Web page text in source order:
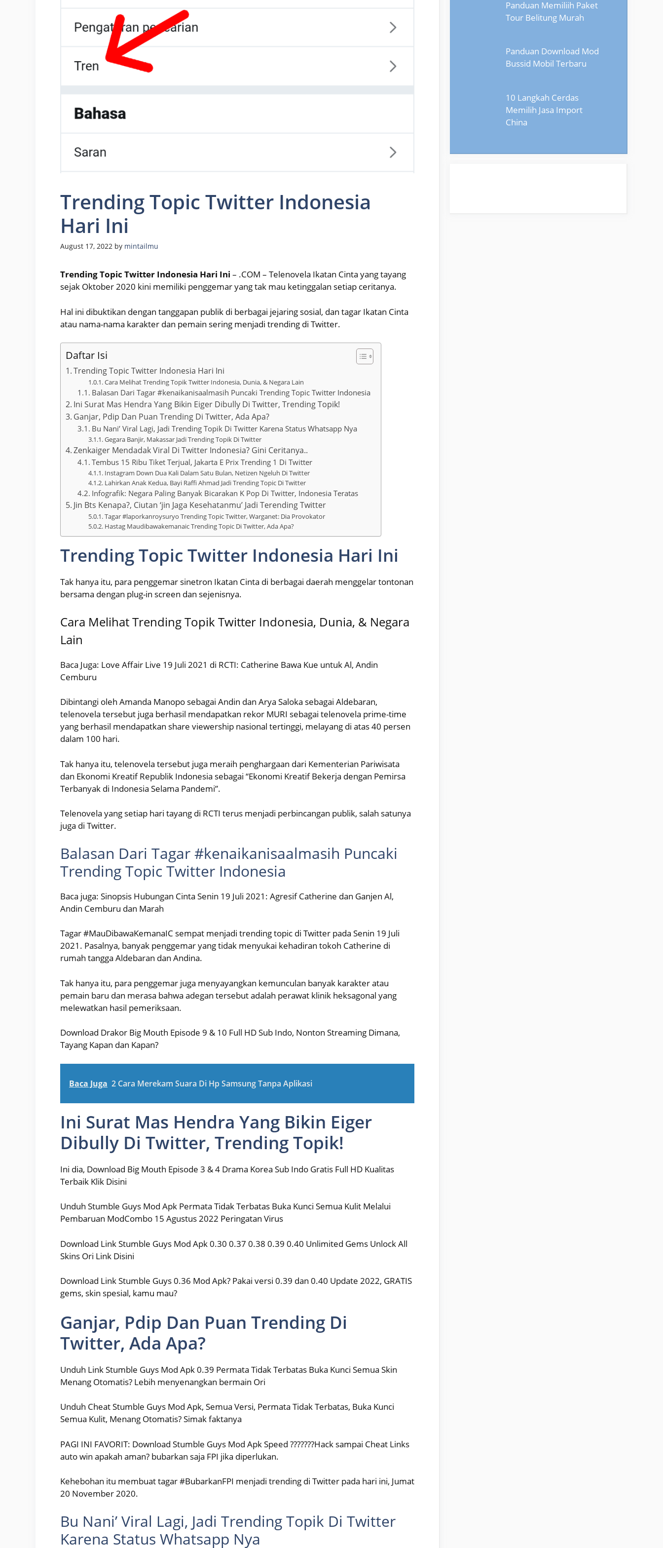
Trending Topic Twitter Indonesia
Hari Ini
August 17, 2022 by mintailmu
Trending Topic Twitter Indonesia Hari Ini – .COM – Telenovela Ikatan Cinta yang tayang
sejak Oktober 2020 kini memiliki penggemar yang tak mau ketinggalan setiap ceritanya.
Hal ini dibuktikan dengan tanggapan publik di berbagai jejaring sosial, dan tagar Ikatan Cinta
atau nama-nama karakter dan pemain sering menjadi trending di Twitter.
Daftar Isi
Trending Topic Twitter Indonesia Hari Ini
Cara Melihat Trending Topik Twitter Indonesia, Dunia, & Negara Lain
Balasan Dari Tagar #kenaikanisaalmasih Puncaki Trending Topic Twitter Indonesia
Ini Surat Mas Hendra Yang Bikin Eiger Dibully Di Twitter, Trending Topik!
Ganjar, Pdip Dan Puan Trending Di Twitter, Ada Apa?
Bu Nani’ Viral Lagi, Jadi Trending Topik Di Twitter Karena Status Whatsapp Nya
Gegara Banjir, Makassar Jadi Trending Topik Di Twitter
Zenkaiger Mendadak Viral Di Twitter Indonesia? Gini Ceritanya..
Tembus 15 Ribu Tiket Terjual, Jakarta E Prix Trending 1 Di Twitter
Instagram Down Dua Kali Dalam Satu Bulan, Netizen Ngeluh Di Twitter
Lahirkan Anak Kedua, Bayi Raffi Ahmad Jadi Trending Topic Di Twitter
Infografik: Negara Paling Banyak Bicarakan K Pop Di Twitter, Indonesia Teratas
Jin Bts Kenapa?, Ciutan ‘jin Jaga Kesehatanmu’ Jadi Terending Twitter
Tagar #laporkanroysuryo Trending Topic Twitter, Warganet: Dia Provokator
Hastag Maudibawakemanaic Trending Topic Di Twitter, Ada Apa?
Trending Topic Twitter Indonesia Hari Ini
Tak hanya itu, para penggemar sinetron Ikatan Cinta di berbagai daerah menggelar tontonan
bersama dengan plug-in screen dan sejenisnya.
Cara Melihat Trending Topik Twitter Indonesia, Dunia, & Negara
Lain
Baca Juga: Love Affair Live 19 Juli 2021 di RCTI: Catherine Bawa Kue untuk Al, Andin
Cemburu
Dibintangi oleh Amanda Manopo sebagai Andin dan Arya Saloka sebagai Aldebaran,
telenovela tersebut juga berhasil mendapatkan rekor MURI sebagai telenovela prime-time
yang berhasil mendapatkan share viewership nasional tertinggi, melayang di atas 40 persen
dalam 100 hari.
Tak hanya itu, telenovela tersebut juga meraih penghargaan dari Kementerian Pariwisata
dan Ekonomi Kreatif Republik Indonesia sebagai “Ekonomi Kreatif Bekerja dengan Pemirsa
Terbanyak di Indonesia Selama Pandemi”.
Telenovela yang setiap hari tayang di RCTI terus menjadi perbincangan publik, salah satunya
juga di Twitter.
Balasan Dari Tagar #kenaikanisaalmasih Puncaki
Trending Topic Twitter Indonesia
Baca juga: Sinopsis Hubungan Cinta Senin 19 Juli 2021: Agresif Catherine dan Ganjen Al,
Andin Cemburu dan Marah
Tagar #MauDibawaKemanaIC sempat menjadi trending topic di Twitter pada Senin 19 Juli
2021. Pasalnya, banyak penggemar yang tidak menyukai kehadiran tokoh Catherine di
rumah tangga Aldebaran dan Andina.
Tak hanya itu, para penggemar juga menyayangkan kemunculan banyak karakter atau
pemain baru dan merasa bahwa adegan tersebut adalah perawat klinik heksagonal yang
melewatkan hasil pemeriksaan.
Download Drakor Big Mouth Episode 9 & 10 Full HD Sub Indo, Nonton Streaming Dimana,
Tayang Kapan dan Kapan?
Baca Juga 2 Cara Merekam Suara Di Hp Samsung Tanpa Aplikasi
Ini Surat Mas Hendra Yang Bikin Eiger
Dibully Di Twitter, Trending Topik!
Ini dia, Download Big Mouth Episode 3 & 4 Drama Korea Sub Indo Gratis Full HD Kualitas
Terbaik Klik Disini
Unduh Stumble Guys Mod Apk Permata Tidak Terbatas Buka Kunci Semua Kulit Melalui
Pembaruan ModCombo 15 Agustus 2022 Peringatan Virus
Download Link Stumble Guys Mod Apk 0.30 0.37 0.38 0.39 0.40 Unlimited Gems Unlock All
Skins Ori Link Disini
Download Link Stumble Guys 0.36 Mod Apk? Pakai versi 0.39 dan 0.40 Update 2022, GRATIS
gems, skin spesial, kamu mau?
Ganjar, Pdip Dan Puan Trending Di
Twitter, Ada Apa?
Unduh Link Stumble Guys Mod Apk 0.39 Permata Tidak Terbatas Buka Kunci Semua Skin
Menang Otomatis? Lebih menyenangkan bermain Ori
Unduh Cheat Stumble Guys Mod Apk, Semua Versi, Permata Tidak Terbatas, Buka Kunci
Semua Kulit, Menang Otomatis? Simak faktanya
PAGI INI FAVORIT: Download Stumble Guys Mod Apk Speed ???????Hack sampai Cheat Links
auto win apakah aman? bubarkan saja FPI jika diperlukan.
Kehebohan itu membuat tagar #BubarkanFPI menjadi trending di Twitter pada hari ini, Jumat
20 November 2020.
Bu Nani’ Viral Lagi, Jadi Trending Topik Di Twitter
Karena Status Whatsapp Nya
Panduan Memiliih Paket
Tour Belitung Murah
Panduan Download Mod
Bussid Mobil Terbaru
10 Langkah Cerdas
Memilih Jasa Import
China